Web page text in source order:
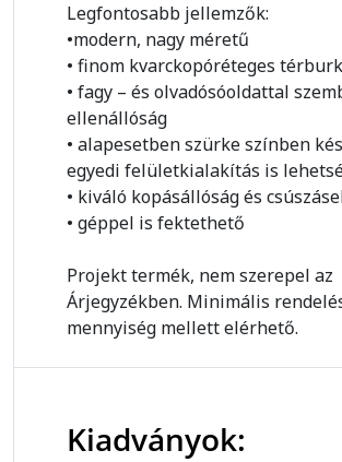
Legfontosabb jellemzők:
•modern, nagy méretű
• finom kvarckopóréteges
• fagy – és olvadósóoldattal
ellenállóság
• alapesetben szürke színben
egyedi felületkialakítás is
• kiváló kopásállóság és
• géppel is fektethető
Projekt termék, nem szerepel az
Árjegyzékben. Minimális
mennyiség mellett elérhető.
Kiadványok: